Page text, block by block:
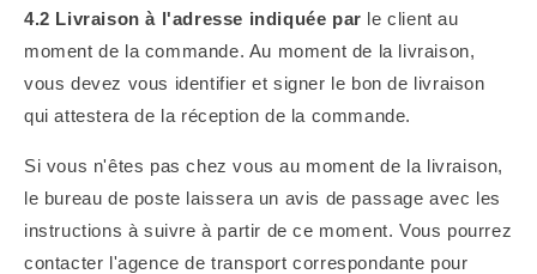
4.2 Livraison à l'adresse indiquée par le client au
moment de la commande. Au moment de la livraison,
vous devez vous identifier et signer le bon de livraison
qui attestera de la réception de la commande.
Si vous n'êtes pas chez vous au moment de la livraison,
le bureau de poste laissera un avis de passage avec les
instructions à suivre à partir de ce moment. Vous pourrez
contacter l'agence de transport correspondante pour